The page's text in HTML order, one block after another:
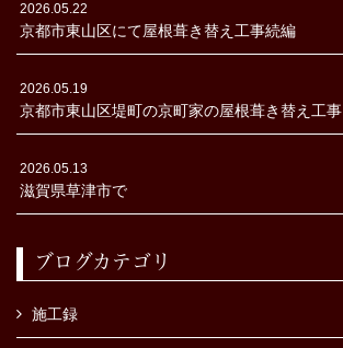
2026.05.22
京都市東山区にて屋根葺き替え工事続編
2026.05.19
京都市東山区堤町の京町家の屋根葺き替え工事
2026.05.13
滋賀県草津市で
ブログカテゴリ
施工録